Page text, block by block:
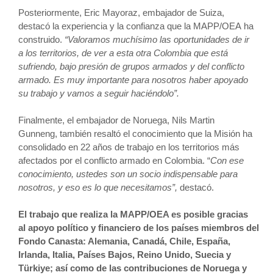
Posteriormente, Eric Mayoraz, embajador de Suiza,
destacó la experiencia y la confianza que la MAPP/OEA ha
construido. “Valoramos muchísimo las oportunidades de ir
a los territorios, de ver a esta otra Colombia que está
sufriendo, bajo presión de grupos armados y del conflicto
armado. Es muy importante para nosotros haber apoyado
su trabajo y vamos a seguir haciéndolo”.
Finalmente, el embajador de Noruega, Nils Martin
Gunneng, también resaltó el conocimiento que la Misión ha
consolidado en 22 años de trabajo en los territorios más
afectados por el conflicto armado en Colombia. “Con ese
conocimiento, ustedes son un socio indispensable para
nosotros, y eso es lo que necesitamos”, destacó.
El trabajo que realiza la MAPP/OEA es posible gracias
al apoyo político y financiero de los países miembros del
Fondo Canasta: Alemania, Canadá, Chile, España,
Irlanda, Italia, Países Bajos, Reino Unido, Suecia y
Türkiye; así como de las contribuciones de Noruega y